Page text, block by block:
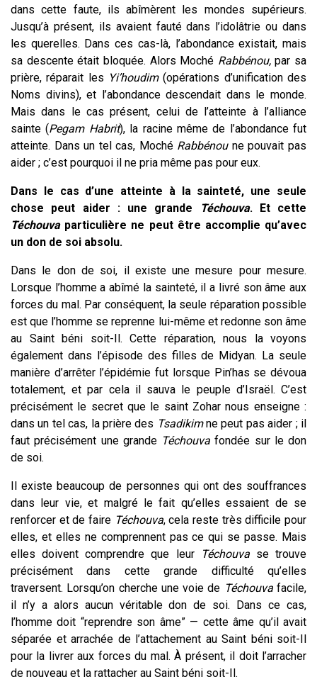
dans cette faute, ils abîmèrent les mondes supérieurs.
Jusqu’à présent, ils avaient fauté dans l’idolâtrie ou dans
les querelles. Dans ces cas-là, l’abondance existait, mais
sa descente était bloquée. Alors Moché Rabbénou,par sa
prière, réparait les Yi’houdim(opérations d’unification des
Noms divins), et l’abondance descendait dans le monde.
Mais dans le cas présent, celui de l’atteinte à l’alliance
sainte (Pegam Habrit), la racine même de l’abondance fut
atteinte. Dans un tel cas, Moché Rabbénoune pouvait pas
aider ; c’est pourquoi il ne pria même pas pour eux.
Dans le cas d’une atteinte à la sainteté, une seule
chose peut aider : une grande Téchouva. Et cette
Téchouvaparticulière ne peut être accomplie qu’avec
un don de soi absolu.
Dans le don de soi, il existe une mesure pour mesure.
Lorsque l’homme a abîmé la sainteté, il a livré son âme aux
forces du mal. Par conséquent, la seule réparation possible
est que l’homme se reprenne lui-même et redonne son âme
au Saint béni soit-Il. Cette réparation, nous la voyons
également dans l’épisode des filles de Midyan. La seule
manière d’arrêter l’épidémie fut lorsque Pin’has se dévoua
totalement, et par cela il sauva le peuple d’Israël. C’est
précisément le secret que le saint Zohar nous enseigne :
dans un tel cas, la prière des Tsadikimne peut pas aider ; il
faut précisément une grande Téchouva fondée sur le don
de soi.
Il existe beaucoup de personnes qui ont des souffrances
dans leur vie, et malgré le fait qu’elles essaient de se
renforcer et de faire Téchouva, cela reste très difficile pour
elles, et elles ne comprennent pas ce qui se passe. Mais
elles doivent comprendre que leur
Téchouvase trouve
précisément dans cette grande difficulté qu’elles
traversent. Lorsqu’on cherche une voie de Téchouvafacile,
il n’y a alors aucun véritable don de soi. Dans ce cas,
l’homme doit “reprendre son âme” — cette âme qu’il avait
séparée et arrachée de l’attachement au Saint béni soit-Il
pour la livrer aux forces du mal. À présent, il doit l’arracher
de nouveau et la rattacher au Saint béni soit-Il.